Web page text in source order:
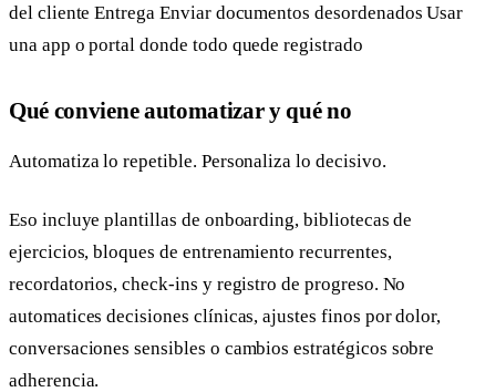
del cliente Entrega Enviar documentos desordenados Usar
una app o portal donde todo quede registrado
Qué conviene automatizar y qué no
Automatiza lo repetible. Personaliza lo decisivo.
Eso incluye plantillas de onboarding, bibliotecas de
ejercicios, bloques de entrenamiento recurrentes,
recordatorios, check-ins y registro de progreso. No
automatices decisiones clínicas, ajustes finos por dolor,
conversaciones sensibles o cambios estratégicos sobre
adherencia.